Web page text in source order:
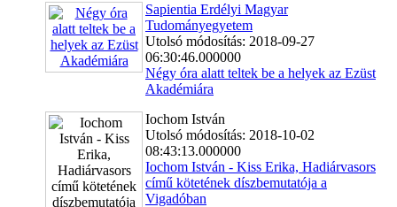
Sapientia Erdélyi Magyar
Tudományegyetem
Utolsó módosítás: 2018-09-27
06:30:46.000000
Négy óra alatt teltek be a helyek az Ezüst
Akadémiára
Iochom István
Utolsó módosítás: 2018-10-02
08:43:13.000000
Iochom István - Kiss Erika, Hadiárvasors
című kötetének díszbemutatója a
Vigadóban